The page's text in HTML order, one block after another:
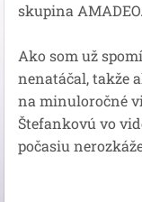
skupina AMADEO.
Ako som už
nenatáčal, takže
na minuloročné
Štefankovú vo
počasiu